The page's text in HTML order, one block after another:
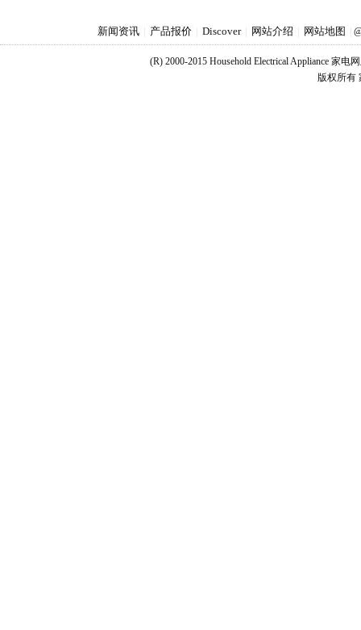
新闻资讯 产品报价 Discover 网站介绍 网站地图
(R) 2000-2015 Household Electrical Appliance 家电
版权所有